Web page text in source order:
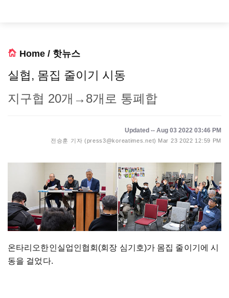
Home / 핫뉴스
실협, 몸집 줄이기 시동
지구협 20개→8개로 통폐합
Updated -- Aug 03 2022 03:46 PM
전승훈 기자 (press3@koreatimes.net) Mar 23 2022 12:59 PM
온타리오한인실업인협회(회장 심기호)가 몸집 줄이기에 시
동을 걸었다.